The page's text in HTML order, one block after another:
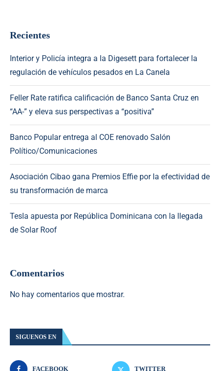
Recientes
Interior y Policía integra a la Digesett para fortalecer la
regulación de vehículos pesados en La Canela
Feller Rate ratifica calificación de Banco Santa Cruz en
“AA-” y eleva sus perspectivas a “positiva”
Banco Popular entrega al COE renovado Salón
Político/Comunicaciones
Asociación Cibao gana Premios Effie por la efectividad de
su transformación de marca
Tesla apuesta por República Dominicana con la llegada
de Solar Roof
Comentarios
No hay comentarios que mostrar.
SIGUENOS EN
FACEBOOK TWITTER